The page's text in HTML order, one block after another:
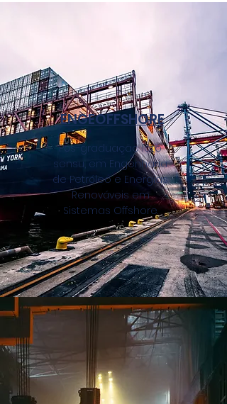
ENGEOFFSHORE
Pós-graduação lato
sensu, em Engenharia
de Petróleo e Energias
Renováveis em
Sistemas Offshore.